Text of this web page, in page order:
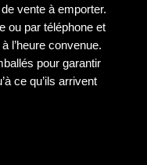
vente à emporter.
ou par téléphone et
l’heure convenue.
pour garantir
ce qu’ils arrivent